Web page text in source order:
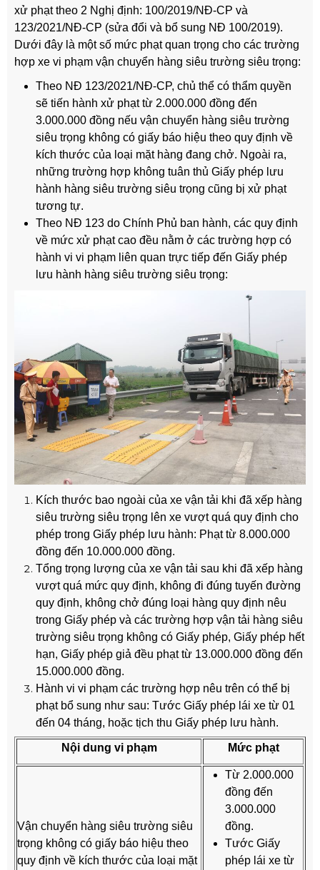
xử phạt theo 2 Nghị định: 100/2019/NĐ-CP và
123/2021/NĐ-CP (sửa đổi và bổ sung NĐ 100/2019).
Dưới đây là một số mức phạt quan trọng cho các trường
hợp xe vi phạm vận chuyển hàng siêu trường siêu trọng:
Theo NĐ 123/2021/NĐ-CP, chủ thể có thẩm quyền
sẽ tiến hành xử phạt từ 2.000.000 đồng đến
3.000.000 đồng nếu vận chuyển hàng siêu trường
siêu trọng không có giấy báo hiệu theo quy định về
kích thước của loại mặt hàng đang chở. Ngoài ra,
những trường hợp không tuân thủ Giấy phép lưu
hành hàng siêu trường siêu trọng cũng bị xử phạt
tương tự.
Theo NĐ 123 do Chính Phủ ban hành, các quy định
về mức xử phạt cao đều nằm ở các trường hợp có
hành vi vi phạm liên quan trực tiếp đến Giấy phép
lưu hành hàng siêu trường siêu trọng:
Kích thước bao ngoài của xe vận tải khi đã xếp hàng
siêu trường siêu trọng lên xe vượt quá quy định cho
phép trong Giấy phép lưu hành: Phạt từ 8.000.000
đồng đến 10.000.000 đồng.
Tổng trọng lượng của xe vận tải sau khi đã xếp hàng
vượt quá mức quy định, không đi đúng tuyến đường
quy định, không chở đúng loại hàng quy định nêu
trong Giấy phép và các trường hợp vận tải hàng siêu
trường siêu trọng không có Giấy phép, Giấy phép hết
hạn, Giấy phép giả đều phạt từ 13.000.000 đồng đến
15.000.000 đồng.
Hành vi vi phạm các trường hợp nêu trên có thể bị
phạt bổ sung như sau: Tước Giấy phép lái xe từ 01
đến 04 tháng, hoặc tịch thu Giấy phép lưu hành.
Nội dung vi phạm Mức phạt
Vận chuyển hàng siêu trường siêu
trọng không có giấy báo hiệu theo
quy định về kích thước của loại mặt
Từ 2.000.000
đồng đến
3.000.000
đồng.
Tước Giấy
phép lái xe từ